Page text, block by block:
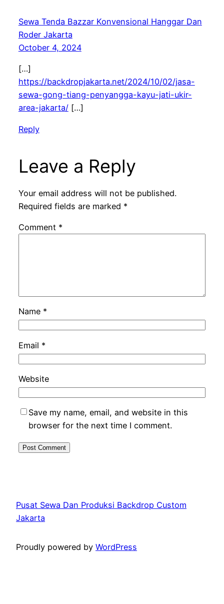
Sewa Tenda Bazzar Konvensional Hanggar Dan
Roder Jakarta
October 4, 2024
[…]
https://backdropjakarta.net/2024/10/02/jasa-
sewa-gong-tiang-penyangga-kayu-jati-ukir-
area-jakarta/[…]
Reply
Leave a Reply
Your email address will not be published.
Required fields are marked *
Comment *
Name *
Email *
Website
Save my name, email, and website in this
browser for the next time I comment.
Pusat Sewa Dan Produksi Backdrop Custom
Jakarta
Proudly powered by WordPress